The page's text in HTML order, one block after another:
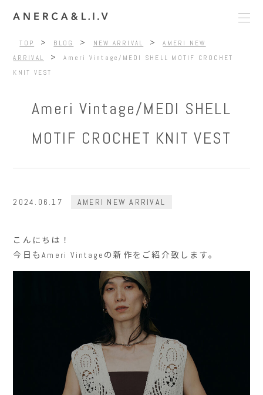
TOP > BLOG > NEW ARRIVAL >
AMERI NEW
ARRIVAL
>
Ameri Vintage/MEDI SHELL MOTIF CROCHET
KNIT VEST
Ameri Vintage/MEDI SHELL
MOTIF CROCHET KNIT VEST
2024.06.17 AMERI NEW ARRIVAL
こんにちは！
今日もAmeri Vintageの新作をご紹介致します。